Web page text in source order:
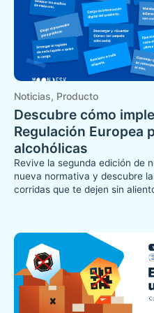
Noticias, Producto
Descubre cómo
Regulación Europea
alcohólicas
Revive la segunda edición de
nueva normativa y descubre
corridas que te dejen sin